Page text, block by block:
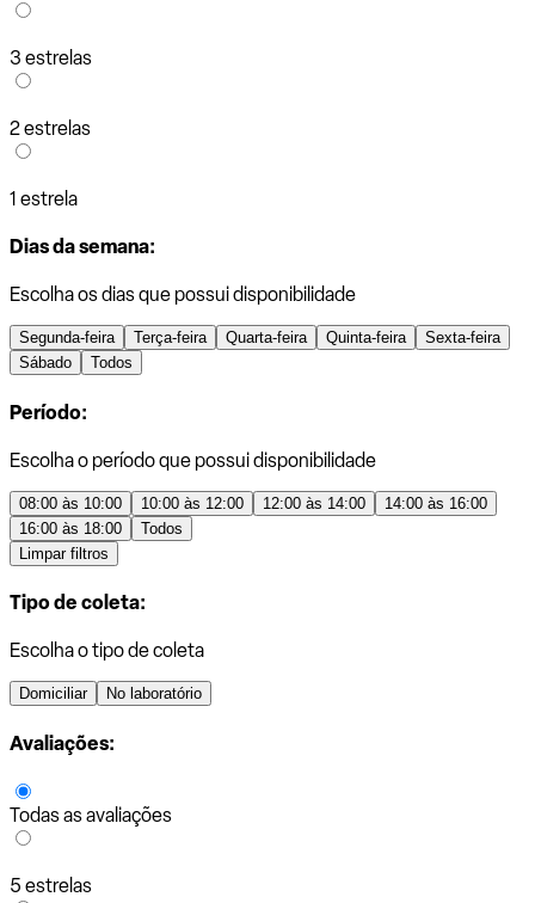
3 estrelas
2 estrelas
1 estrela
Dias da semana:
Escolha os dias que possui disponibilidade
Segunda-feira Terça-feira Quarta-feira Quinta-feira
Sexta-feira
Sábado
Todos
Período:
Escolha o período que possui disponibilidade
08:00 às 10:00 10:00 às 12:00 12:00 às 14:00
14:00 às 16:00
16:00 às 18:00
Todos
Limpar filtros
Tipo de coleta:
Escolha o tipo de coleta
Domiciliar No laboratório
Avaliações:
Todas as avaliações
5 estrelas